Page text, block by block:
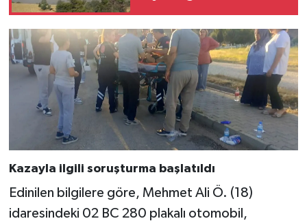
Kazayla ilgili soruşturma başlatıldı
Edinilen bilgilere göre, Mehmet Ali Ö. (18)
idaresindeki 02 BC 280 plakalı otomobil,